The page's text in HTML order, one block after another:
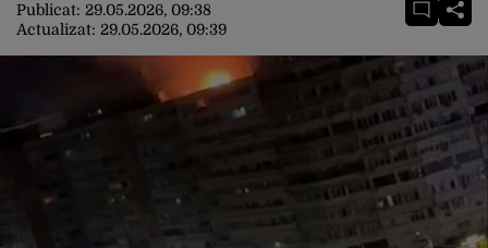
Publicat: 29.05.2026, 09:38
Actualizat: 29.05.2026, 09:39